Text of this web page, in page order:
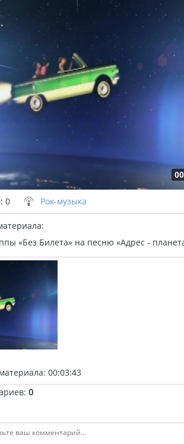
: 0 Рок-музыка
:
«Без Билета» на песню «Адрес -
: 00:03:43
: 0